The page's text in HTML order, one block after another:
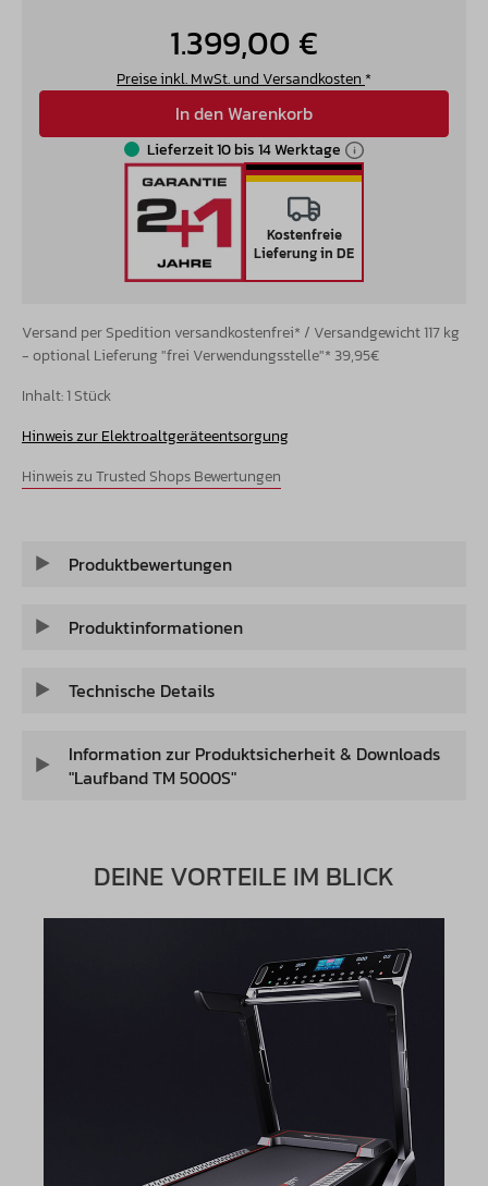
Kostenfreie
Lieferung in DE
1.399,00 €
Preise inkl. MwSt. und Versandkosten*
In den Warenkorb
Lieferzeit 10 bis 14 Werktage
Versand per Spedition versandkostenfrei* / Versandgewicht 117 kg
- optional Lieferung "frei Verwendungsstelle"* 39,95€
Inhalt:1 Stück
Hinweis zur Elektroaltgeräteentsorgung
Hinweis zu Trusted Shops Bewertungen
Produktbewertungen
Produktinformationen
Technische Details
Information zur Produktsicherheit & Downloads
"Laufband TM 5000S"
DEINE VORTEILE IM BLICK